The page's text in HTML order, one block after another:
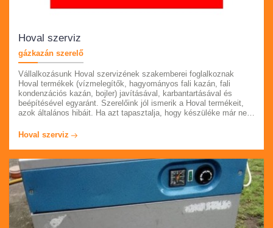
Hoval szerviz
gázkazán szerelő
Vállalkozásunk Hoval szervizének szakemberei foglalkoznak
Hoval termékek (vízmelegítők, hagyományos fali kazán, fali
kondenzációs kazán, bojler) javításával, karbantartásával és
beépítésével egyaránt. Szerelőink jól ismerik a Hoval termékeit,
azok általános hibáit. Ha azt tapasztalja, hogy készüléke már nem
oldalon feltűntetett telefonszámon. Pest megyében, egész évben,
Hoval szerviz